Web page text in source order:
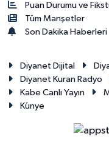
Puan Durumu ve
Tüm Manşetler
Son Dakika Haberleri
Diyanet Dijital
Diyanet Kuran Radyo
Kabe Canlı Yayın
Künye